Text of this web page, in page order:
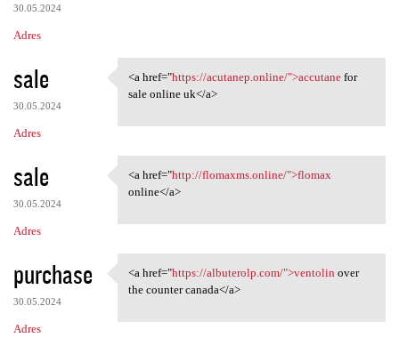
30.05.2024
Adres
sale
30.05.2024
Adres
<a href="https://acutanep
<a href="https://acutanep.online/">accutanefor
sale online uk</a>
sale
30.05.2024
Adres
<a href="http://flomaxms
<a href="http://flomaxms.online/">flomax
online</a>
purchase
30.05.2024
Adres
<a href="https://albuterolp
<a href="https://albuterolp.com/">ventolin over
the counter canada</a>